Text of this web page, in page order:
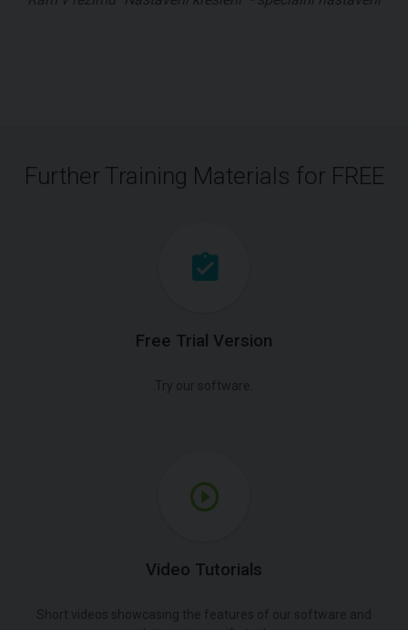
Further Training Materials for FREE
Free Trial Version
Video Tutorials